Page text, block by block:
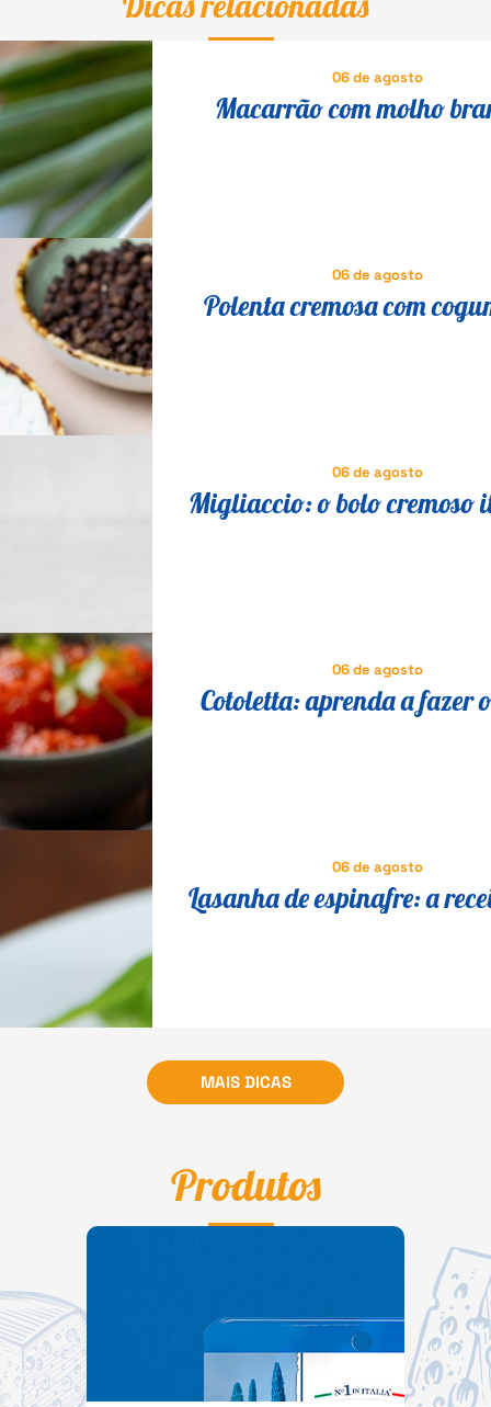
06 de agosto
Macarrão com molho
06 de agosto
Polenta cremosa com
06 de agosto
Migliaccio: o bolo cremoso
06 de agosto
Cotoletta: aprenda a fazer
06 de agosto
Lasanha de espinafre: a
MAIS DICAS
Produtos